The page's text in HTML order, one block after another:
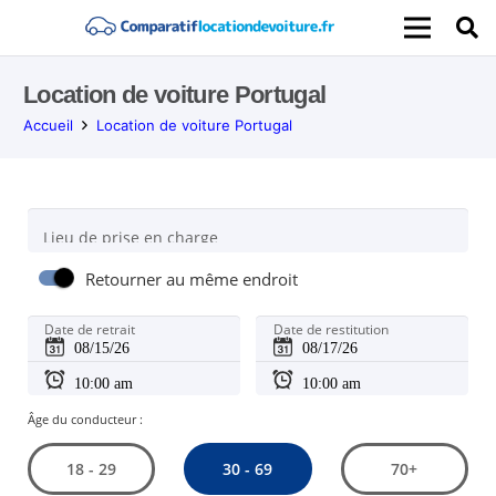
Location de voiture Portugal
Accueil Location de voiture Portugal
Lieu de prise en charge
Retourner au même endroit
Date de retrait Date de restitution
Âge du conducteur :
18 - 29 30 - 69 70+